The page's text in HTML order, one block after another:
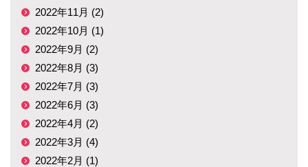
2022年11月 (2)
2022年10月 (1)
2022年9月 (2)
2022年8月 (3)
2022年7月 (3)
2022年6月 (3)
2022年4月 (2)
2022年3月 (4)
2022年2月 (1)